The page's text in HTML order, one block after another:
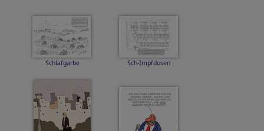
Schlafgarbe Sch-Impfdosen